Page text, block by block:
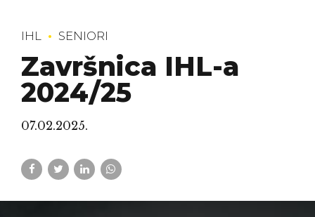
IHL SENIORI
Završnica IHL-a
2024/25
07.02.2025.